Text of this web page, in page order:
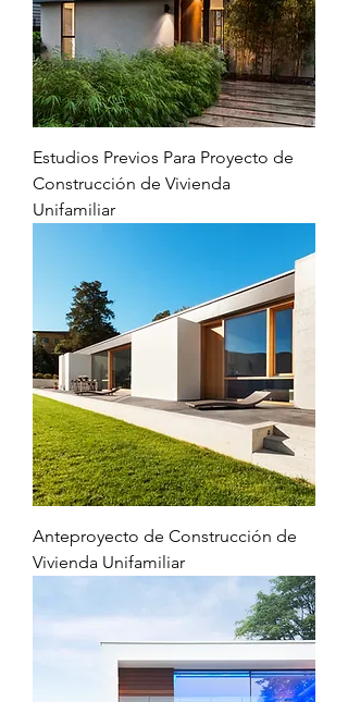
Estudios Previos Para Proyecto de
Construcción de Vivienda
Unifamiliar
Anteproyecto de Construcción de
Vivienda Unifamiliar